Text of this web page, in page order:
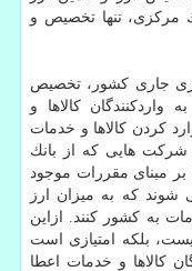
مركزی، تنها تخصیص و
جاری كشور، تخصیص
كالاها و
كردن كالاها و خدمات
هایی كه از بانك
مبنای مقررات موجود
شوند كه به میزان ارز
به كشور كنند. ازاین
بلكه امتیازی است
كالاها و خدمات اعطا